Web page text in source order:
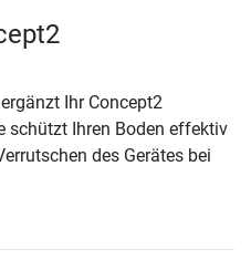
ergänzt Ihr Concept2
schützt Ihren Boden effektiv
des Gerätes bei